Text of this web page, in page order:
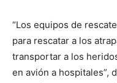
“Los equipos de
para rescatar a los
transportar a los
en avión a hospitales”,